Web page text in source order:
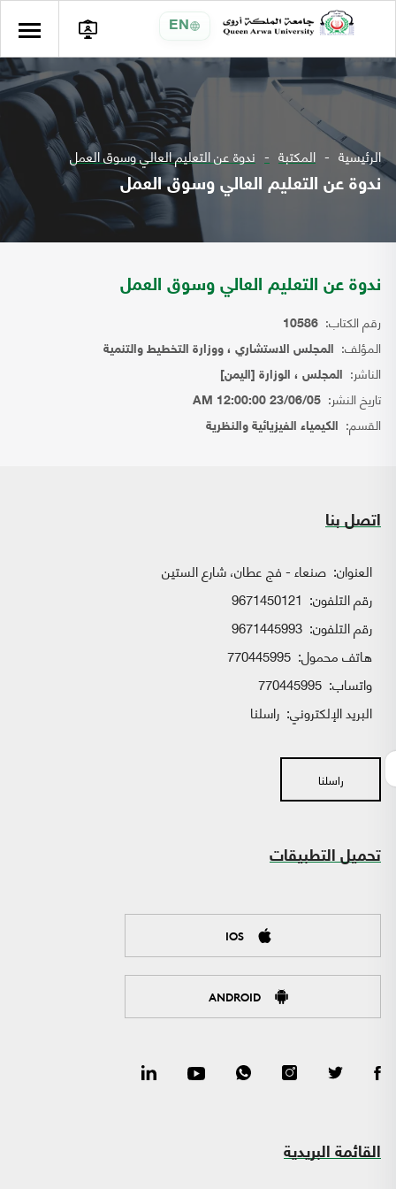
EN
الرئيسية المكتبة ندوة عن التعليم العالي وسوق العمل
ندوة عن التعليم العالي وسوق العمل
ندوة عن التعليم العالي وسوق العمل
رقم الكتاب: 10586
المؤلف: المجلس الاستشاري ، ووزارة التخطيط والتنمية
الناشر: المجلس ، الوزارة [اليمن]
تاريخ النشر: 23/06/05 12:00:00 AM
القسم: الكيمياء الفيزيائية والنظرية
اتصل بنا
العنوان: صنعاء - فج عطان، شارع الستين
رقم التلفون: 9671450121
رقم التلفون: 9671445993
هاتف محمول: 770445995
واتساب:
البريد الإلكتروني: راسلنا
راسلنا
تحميل التطبيقات
IOS
ANDROID
القائمة البريدية